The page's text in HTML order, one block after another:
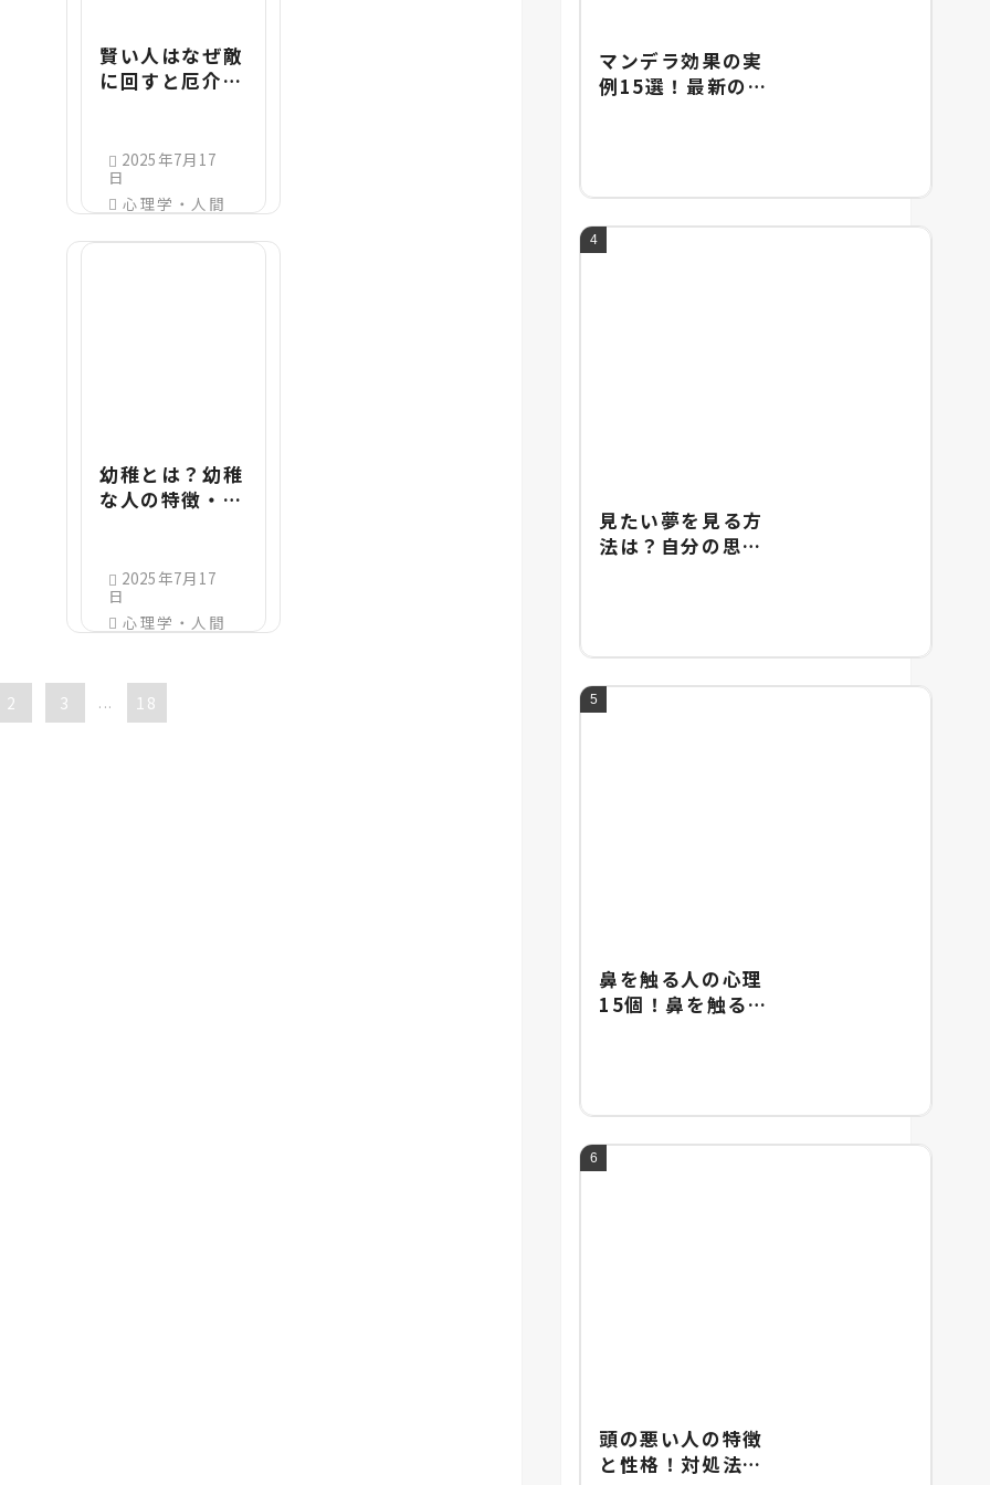
賢い人はなぜ敵
に回すと厄介な
ときの怖さと理
由
2025年7月17
日
心理学・人間
関係
幼稚とは？幼稚
な人の特徴・性
と大人な関係の
違いは？
2025年7月17
日
心理学・人間
関係
2 3 ... 18
マンデラ効果の実
例15選！最新の実
見たい夢を見る方
法は？自分の思い
鼻を触る人の心理
15個！鼻を触るし
頭の悪い人の特徴
と性格！対処法と